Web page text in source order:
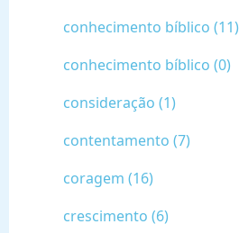
conhecimento bíblico (11)
conhecimento bíblico (0)
consideração (1)
contentamento (7)
coragem (16)
crescimento (6)